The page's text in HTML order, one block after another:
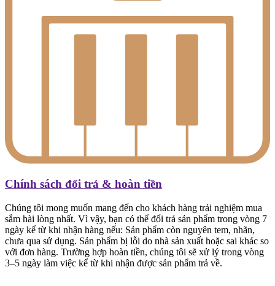
Chính sách đổi trả & hoàn tiền
Chúng tôi mong muốn mang đến cho khách hàng trải nghiệm mua
sắm hài lòng nhất. Vì vậy, bạn có thể đổi trả sản phẩm trong vòng 7
ngày kể từ khi nhận hàng nếu: Sản phẩm còn nguyên tem, nhãn,
chưa qua sử dụng. Sản phẩm bị lỗi do nhà sản xuất hoặc sai khác so
với đơn hàng. Trường hợp hoàn tiền, chúng tôi sẽ xử lý trong vòng
3–5 ngày làm việc kể từ khi nhận được sản phẩm trả về.